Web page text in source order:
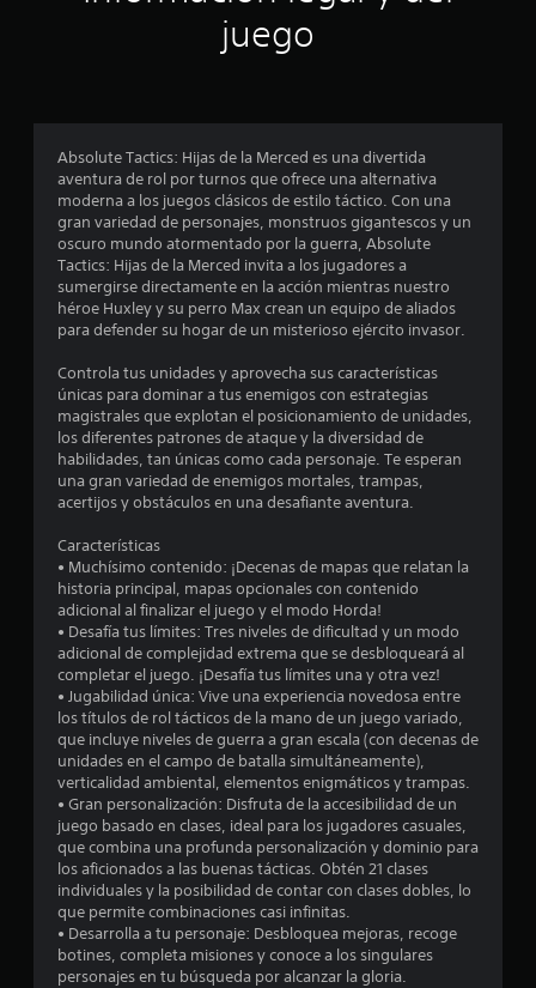
m
e
d
i
o
:
3
9
s
t
r
e
l
l
a
s
juego
Absolute Tactics: Hijas de la Merced es una divertida
aventura de rol por turnos que ofrece una alternativa
moderna a los juegos clásicos de estilo táctico. Con una
gran variedad de personajes, monstruos gigantescos y un
oscuro mundo atormentado por la guerra, Absolute
Tactics: Hijas de la Merced invita a los jugadores a
sumergirse directamente en la acción mientras nuestro
héroe Huxley y su perro Max crean un equipo de aliados
para defender su hogar de un misterioso ejército invasor.
Controla tus unidades y aprovecha sus características
únicas para dominar a tus enemigos con estrategias
magistrales que explotan el posicionamiento de unidades,
los diferentes patrones de ataque y la diversidad de
habilidades, tan únicas como cada personaje. Te esperan
una gran variedad de enemigos mortales, trampas,
acertijos y obstáculos en una desafiante aventura.
Características
• Muchísimo contenido: ¡Decenas de mapas que relatan la
historia principal, mapas opcionales con contenido
adicional al finalizar el juego y el modo Horda!
• Desafía tus límites: Tres niveles de dificultad y un modo
adicional de complejidad extrema que se desbloqueará al
completar el juego. ¡Desafía tus límites una y otra vez!
• Jugabilidad única: Vive una experiencia novedosa entre
los títulos de rol tácticos de la mano de un juego variado,
que incluye niveles de guerra a gran escala (con decenas de
unidades en el campo de batalla simultáneamente),
verticalidad ambiental, elementos enigmáticos y trampas.
• Gran personalización: Disfruta de la accesibilidad de un
juego basado en clases, ideal para los jugadores casuales,
que combina una profunda personalización y dominio para
los aficionados a las buenas tácticas. Obtén 21 clases
individuales y la posibilidad de contar con clases dobles, lo
que permite combinaciones casi infinitas.
• Desarrolla a tu personaje: Desbloquea mejoras, recoge
botines, completa misiones y conoce a los singulares
personajes en tu búsqueda por alcanzar la gloria.